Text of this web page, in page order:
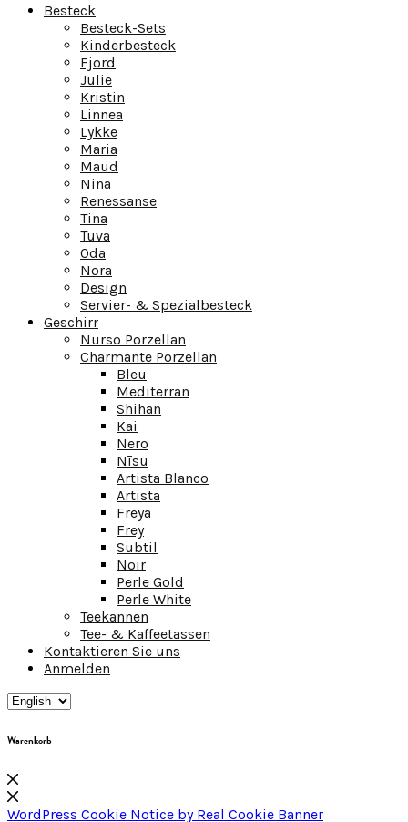
Besteck
Besteck-Sets
Kinderbesteck
Fjord
Julie
Kristin
Linnea
Lykke
Maria
Maud
Nina
Renessanse
Tina
Tuva
Oda
Nora
Design
Servier- & Spezialbesteck
Geschirr
Nurso Porzellan
Charmante Porzellan
Bleu
Mediterran
Shihan
Kai
Nero
Nīsu
Artista Blanco
Artista
Freya
Frey
Subtil
Noir
Perle Gold
Perle White
Teekannen
Tee- & Kaffeetassen
Kontaktieren Sie uns
Anmelden
Warenkorb
WordPress Cookie Notice by Real Cookie Banner